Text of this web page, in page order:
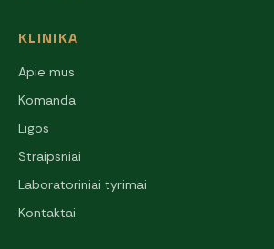
KLINIKA
Apie mus
Komanda
Ligos
Straipsniai
Laboratoriniai tyrimai
Kontaktai